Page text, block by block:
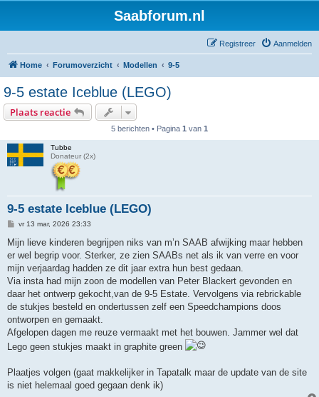
Saabforum.nl
Aanmelden
Registreer
Home Forumoverzicht Modellen 9-5
9-5 estate Iceblue (LEGO)
Plaats reactie
5 berichten • Pagina 1 van 1
Tubbe
Donateur (2x)
9-5 estate Iceblue (LEGO)
B
r
i
c
h
t
vr 13 mar, 2026 23:33
Mijn lieve kinderen begrijpen niks van m’n SAAB afwijking maar hebben
er wel begrip voor. Sterker, ze zien SAABs net als ik van verre en voor
mijn verjaardag hadden ze dit jaar extra hun best gedaan.
Via insta had mijn zoon de modellen van Peter Blackert gevonden en
daar het ontwerp gekocht,van de 9-5 Estate. Vervolgens via rebrickable
de stukjes besteld en ondertussen zelf een Speedchampions doos
ontworpen en gemaakt.
Afgelopen dagen me reuze vermaakt met het bouwen. Jammer wel dat
Lego geen stukjes maakt in graphite green
Plaatjes volgen (gaat makkelijker in Tapatalk maar de update van de site
is niet helemaal goed gegaan denk ik)